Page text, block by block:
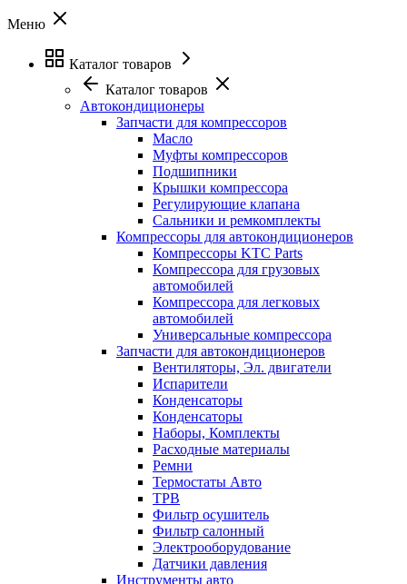
Меню
Каталог товаров
Каталог товаров
Автокондиционеры
Запчасти для компрессоров
Масло
Муфты компрессоров
Подшипники
Крышки компрессора
Регулирующие клапана
Сальники и ремкомплекты
Компрессоры для автокондиционеров
Компрессоры KTC Parts
Компрессора для грузовых
автомобилей
Компрессора для легковых
автомобилей
Универсальные компрессора
Запчасти для автокондиционеров
Вентиляторы, Эл. двигатели
Испарители
Конденсаторы
Конденсаторы
Наборы, Комплекты
Расходные материалы
Ремни
Термостаты Авто
ТРВ
Фильтр осушитель
Фильтр салонный
Электрооборудование
Датчики давления
Инструменты авто